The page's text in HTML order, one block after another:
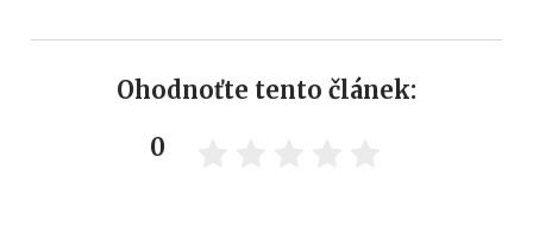
Ohodnoťte tento článek:
0